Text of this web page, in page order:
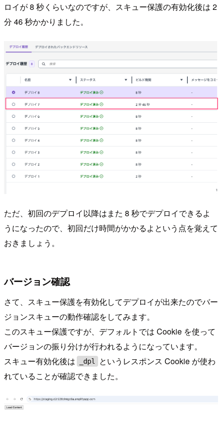
ロイが 8 秒くらいなのですが、スキュー保護の有効化後は 2
分 46 秒かかりました。
ただ、初回のデプロイ以降はまた 8 秒でデプロイできるよ
うになったので、初回だけ時間がかかるよという点を覚えて
おきましょう。
バージョン確認
さて、スキュー保護を有効化してデプロイが出来たのでバー
ジョンスキューの動作確認をしてみます。
このスキュー保護ですが、デフォルトでは Cookie を使って
バージョンの振り分けが行われるようになっています。
スキュー有効化後は
_dpl
というレスポンス Cookie が使わ
れていることが確認できました。